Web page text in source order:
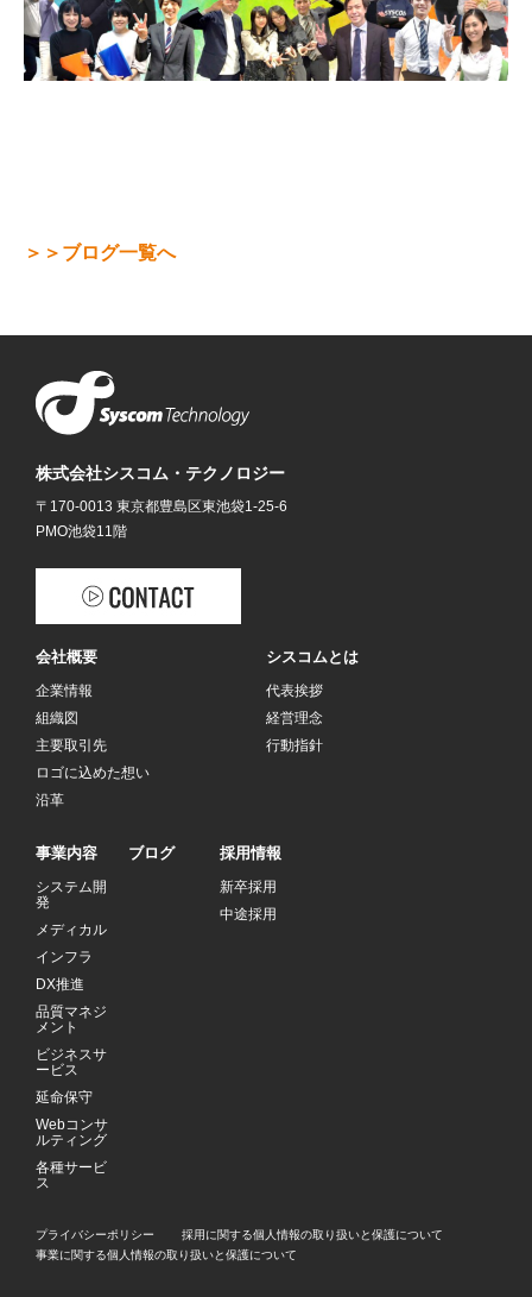
＞＞ブログ一覧へ
株式会社シスコム・テクノロジー
〒170-0013 東京都豊島区東池袋1-25-6
PMO池袋11階
会社概要
企業情報
組織図
主要取引先
ロゴに込めた想い
沿革
シスコムとは
代表挨拶
経営理念
行動指針
事業内容
システム開
発
メディカル
インフラ
DX推進
品質マネジ
メント
ビジネスサ
ービス
延命保守
Webコンサ
ルティング
各種サービ
ス
ブログ 採用情報
新卒採用
中途採用
プライバシーポリシー
採用に関する個人情報の取り扱いと保護について
事業に関する個人情報の取り扱いと保護について